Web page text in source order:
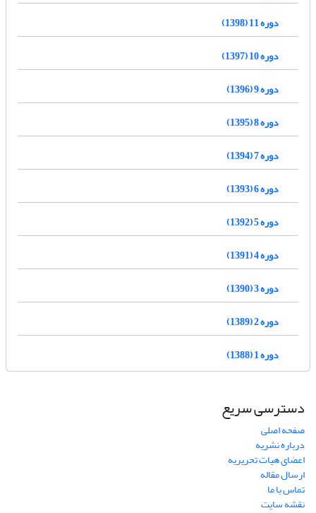
دوره 11 (1398)
دوره 10 (1397)
دوره 9 (1396)
دوره 8 (1395)
دوره 7 (1394)
دوره 6 (1393)
دوره 5 (1392)
دوره 4 (1391)
دوره 3 (1390)
دوره 2 (1389)
دوره 1 (1388)
دسترسی سریع
صفحه اصلی
درباره نشریه
اعضای هیات تحریریه
ارسال مقاله
تماس با ما
نقشه سایت